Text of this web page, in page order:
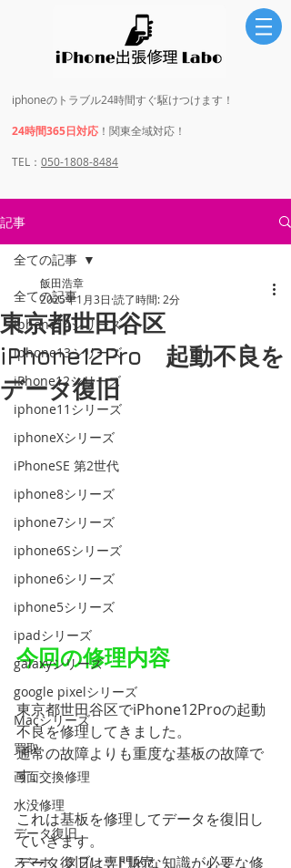
iphoneのトラブル24時間すぐ駆けつけます！
24時間365日対応 ！関東全域対応！
​​TEL： 050-1808-8484
記事
全ての記事
iphone14シリーズ
iphone13シリーズ
iPhone12シリーズ
iphone11シリーズ
iphoneXシリーズ
iPhoneSE 第2世代
iphone8シリーズ
iphone7シリーズ
iphone6Sシリーズ
iphone6シリーズ
iphone5シリーズ
ipadシリーズ
galaxyシリーズ
google pixelシリーズ
Macシリーズ
買取
画面交換修理
水没修理
データ復旧
スマホ、タブレット販売
全ての記事
東京都世田谷区
iPhone12Pro 起動不良を
データ復旧
飯田浩章
2025年1月3日 読了時間: 2分
今回の修理内容
東京都世田谷区でiPhone12Proの起動
不良を修理してきました。
通常の故障よりも重度な基板の故障で
す。
これは基板を修理してデータを復旧し
ていきます。
データ復旧は専門的な知識が必要な修